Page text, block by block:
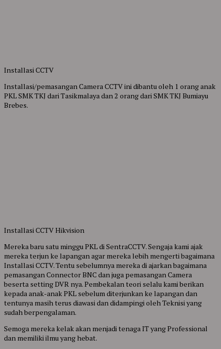
Installasi CCTV
Installasi/pemasangan Camera CCTV ini dibantu oleh 1 orang anak
PKL SMK TKJ dari Tasikmalaya dan 2 orang dari SMK TKJ Bumiayu
Brebes.
Installasi CCTV Hikvision
Mereka baru satu minggu PKL di SentraCCTV. Sengaja kami ajak
mereka terjun ke lapangan agar mereka lebih mengerti bagaimana
Installasi CCTV. Tentu sebelumnya mereka di ajarkan bagaimana
pemasangan Connector BNC dan juga pemasangan Camera
beserta setting DVR nya. Pembekalan teori selalu kami berikan
kepada anak-anak PKL sebelum diterjunkan ke lapangan dan
tentunya masih terus diawasi dan didampingi oleh Teknisi yang
sudah berpengalaman.
Semoga mereka kelak akan menjadi tenaga IT yang Professional
dan memiliki ilmu yang hebat.